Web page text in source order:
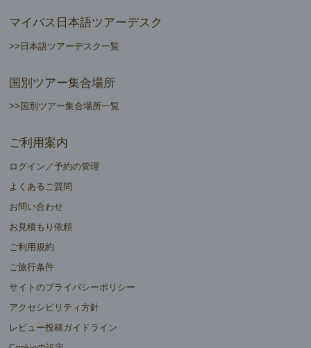
マイバス日本語ツアーデスク
>>日本語ツアーデスク一覧
国別ツアー集合場所
>>国別ツアー集合場所一覧
ご利用案内
ログイン／予約の管理
よくあるご質問
お問い合わせ
お見積もり依頼
ご利用規約
ご旅行条件
サイトのプライバシーポリシー
アクセシビリティ方針
レビュー投稿ガイドライン